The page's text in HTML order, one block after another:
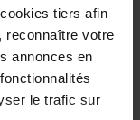
tiers afin
reconnaître votre
annonces en
le trafic sur